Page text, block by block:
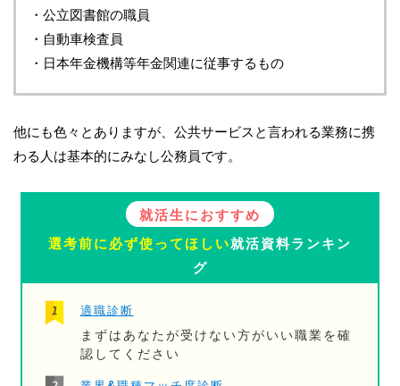
・公立図書館の職員
・自動車検査員
・日本年金機構等年金関連に従事するもの
他にも色々とありますが、公共サービスと言われる業務に携
わる人は基本的にみなし公務員です。
就活生におすすめ
選考前に必ず使ってほしい就活資料ランキン
グ
適職診断
まずはあなたが受けない方がいい職業を確
認してください